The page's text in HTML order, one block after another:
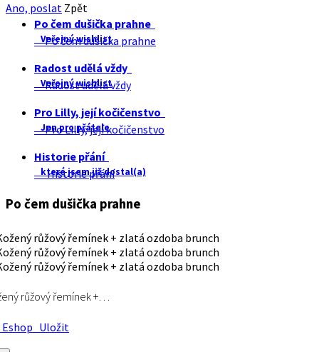
Ano, poslat Zpět
Po čem dušička prahne
Veřejný wishlist
Po čem dušička prahne
Radost udělá vždy
Veřejný wishlist
Radost udělá vždy
Pro Lilly, její kočičenstvo
Jen pro přátele
Pro Lilly, její kočičenstvo
Historie přání
které jsem již dostal(a)
Historie přání
Po čem dušička prahne
růžový řemínek +…
Uložit